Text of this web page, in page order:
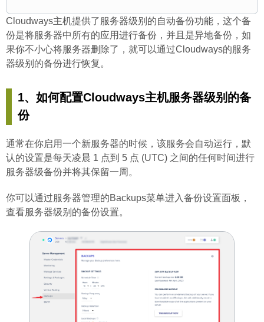
Cloudways主机提供了服务器级别的自动备份功能，这个备
份是将服务器中所有的应用进行备份，并且是异地备份，如
果你不小心将服务器删除了，就可以通过Cloudways的服务
器级别的备份进行恢复。
1、如何配置Cloudways主机服务器级别的备
份
通常在你启用一个新服务器的时候，该服务会自动运行，默
认的设置是每天凌晨 1 点到 5 点 (UTC) 之间的任何时间进行
服务器级备份并将其保留一周。
你可以通过服务器管理的Backups菜单进入备份设置面板，
查看服务器级别的备份设置。